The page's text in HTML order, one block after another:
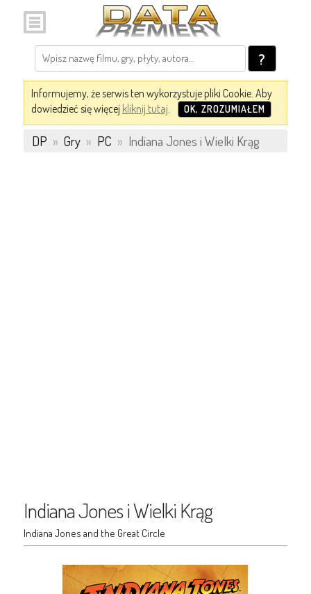
?
Informujemy, że serwis ten wykorzystuje pliki Cookie. Aby
dowiedzieć się więcej kliknij tutaj. OK, ZROZUMIAŁEM
DP » Gry » PC » Indiana Jones i Wielki Krąg
Indiana Jones i Wielki Krąg
Indiana Jones and the Great Circle